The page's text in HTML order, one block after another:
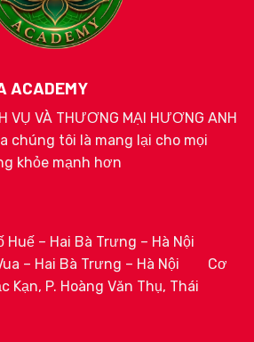
ACADEMY
VỤ VÀ THƯƠNG MẠI HƯƠNG ANH
chúng tôi là mang lại cho mọi
khỏe mạnh hơn
Huế – Hai Bà Trưng – Hà Nội
– Hai Bà Trưng – Hà Nội
Cơ
Kạn, P. Hoàng Văn Thụ, Thái